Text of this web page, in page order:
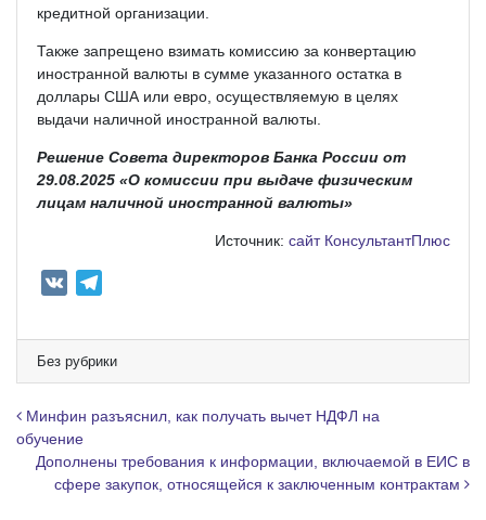
кредитной организации.
Также запрещено взимать комиссию за конвертацию
иностранной валюты в сумме указанного остатка в
доллары США или евро, осуществляемую в целях
выдачи наличной иностранной валюты.
Решение Совета директоров Банка России от
29.08.2025 «О комиссии при выдаче физическим
лицам наличной иностранной валюты»
Источник: сайт КонсультантПлюс
e
g
r
m
Без рубрики
Навигация по записям
Минфин разъяснил, как получать вычет НДФЛ на
обучение
Дополнены требования к информации, включаемой в ЕИС в
сфере закупок, относящейся к заключенным контрактам